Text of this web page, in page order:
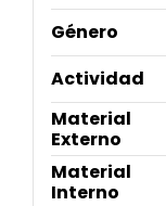
Género
Actividad
Material
Externo
Material
Interno